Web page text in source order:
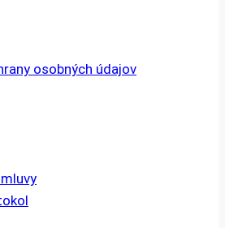
osobných údajov